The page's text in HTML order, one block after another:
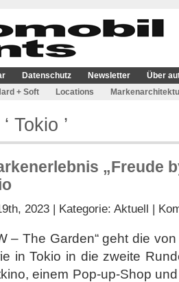
Datenschutz Newsletter
Über
+ Soft Locations
Tokio ’
„Freude
2023 | Kategorie: Aktuell |
– The Garden“ geht die
in Tokio in die zweite
einem Pop-up-Shop